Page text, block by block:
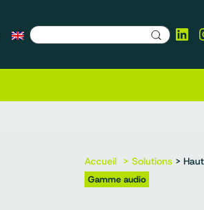
Accueil Solutions >
Gamme audio